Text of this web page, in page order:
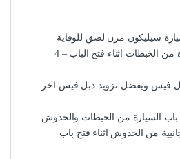
سيليكون مرن لصق للوقاية
وحماية باب السيارة من الخبطات اثناء فتح الباب – 4
فيس ويفضل تزويد دبل فيس اخر
السيارة من الخبطات والخدوش
من الخدوش اثناء فتح باب